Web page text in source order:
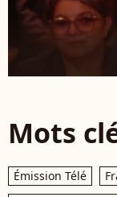
Mots
Émission Télé